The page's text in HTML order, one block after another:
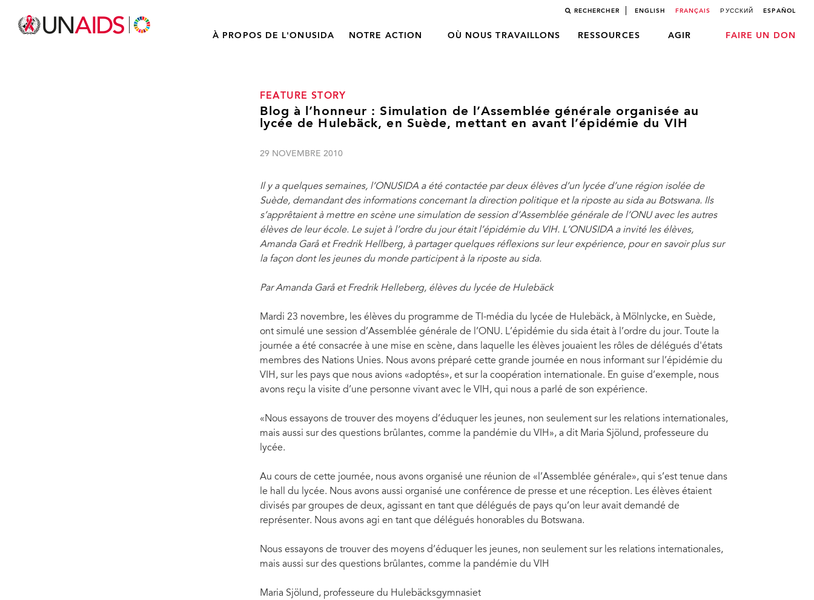
RECHERCHER ENGLISH FRANÇAIS РУССКИЙ ESPAÑOL
À PROPOS DE L'ONUSIDA NOTRE ACTION OÙ NOUS TRAVAILLONS RESSOURCES AGIR FAIRE UN DON
FEATURE STORY
Blog à l’honneur : Simulation de l’Assemblée générale organisée au
lycée de Hulebäck, en Suède, mettant en avant l’épidémie du VIH
29 NOVEMBRE 2010
Il y a quelques semaines, l’ONUSIDA a été contactée par deux élèves d’un lycée d’une région isolée de
Suède, demandant des informations concernant la direction politique et la riposte au sida au Botswana. Ils
s’apprêtaient à mettre en scène une simulation de session d’Assemblée générale de l’ONU avec les autres
élèves de leur école. Le sujet à l’ordre du jour était l’épidémie du VIH. L’ONUSIDA a invité les élèves,
Amanda Garå et Fredrik Hellberg, à partager quelques réflexions sur leur expérience, pour en savoir plus sur
la façon dont les jeunes du monde participent à la riposte au sida.
Par Amanda Garå et Fredrik Helleberg, élèves du lycée de Hulebäck
Mardi 23 novembre, les élèves du programme de TI-média du lycée de Hulebäck, à Mölnlycke, en Suède,
ont simulé une session d’Assemblée générale de l’ONU. L’épidémie du sida était à l’ordre du jour. Toute la
journée a été consacrée à une mise en scène, dans laquelle les élèves jouaient les rôles de délégués d'états
membres des Nations Unies. Nous avons préparé cette grande journée en nous informant sur l’épidémie du
VIH, sur les pays que nous avions «adoptés», et sur la coopération internationale. En guise d’exemple, nous
avons reçu la visite d’une personne vivant avec le VIH, qui nous a parlé de son expérience.
«Nous essayons de trouver des moyens d’éduquer les jeunes, non seulement sur les relations internationales,
mais aussi sur des questions brûlantes, comme la pandémie du VIH», a dit Maria Sjölund, professeure du
lycée.
Au cours de cette journée, nous avons organisé une réunion de «l’Assemblée générale», qui s’est tenue dans
le hall du lycée. Nous avons aussi organisé une conférence de presse et une réception. Les élèves étaient
divisés par groupes de deux, agissant en tant que délégués de pays qu’on leur avait demandé de
représenter. Nous avons agi en tant que délégués honorables du Botswana.
Nous essayons de trouver des moyens d’éduquer les jeunes, non seulement sur les relations internationales,
mais aussi sur des questions brûlantes, comme la pandémie du VIH
Maria Sjölund, professeure du Hulebäcksgymnasiet